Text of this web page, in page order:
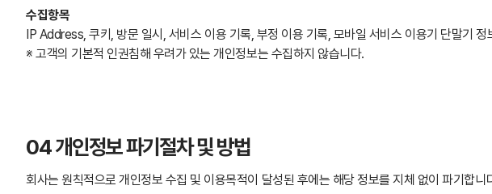
수집항목
IP Address, 쿠키, 방문 일시, 서비스 이용 기록, 부정 이용 기록, 모바일 서비스 이용기 단말기
※ 고객의 기본적 인권침해 우려가 있는 개인정보는 수집하지 않습니다.
04 개인정보 파기절차 및 방법
회사는 원칙적으로 개인정보 수집 및 이용목적이 달성된 후에는 해당 정보를 지체 없이 파기합